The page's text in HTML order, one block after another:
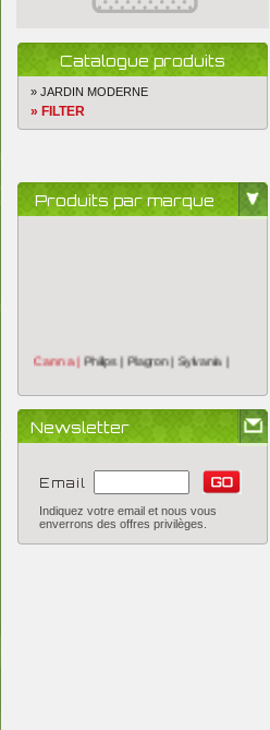
Catalogue produits
» JARDIN MODERNE
» FILTER
Produits par marque
Newsletter
Email
Indiquez votre email et nous vous
enverrons des offres privilèges.